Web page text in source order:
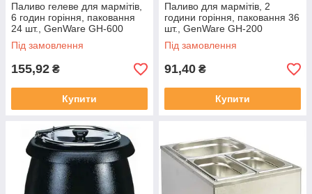
Паливо гелеве для мармітів,
6 годин горіння, паковання
24 шт., GenWare GH-600
Під замовлення
155,92 ₴
Купити
Паливо для мармітів, 2
години горіння, паковання 36
шт., GenWare GH-200
Під замовлення
91,40 ₴
Купити